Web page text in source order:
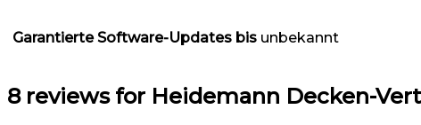
Garantierte Software-Updates bis unbekannt
8 reviews for Heidemann Decken-